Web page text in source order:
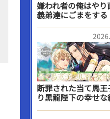
嫌われ者の俺はや
義弟達にごまをする
断罪された当て馬
り黒龍陛下の幸せ